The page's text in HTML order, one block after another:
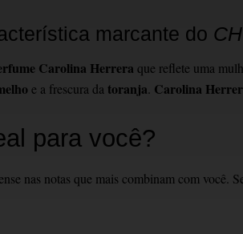
marcante do
Carolina Herrera que reflete uma
e a frescura da toranja. Carolina
para você?
nas notas que mais combinam com você.